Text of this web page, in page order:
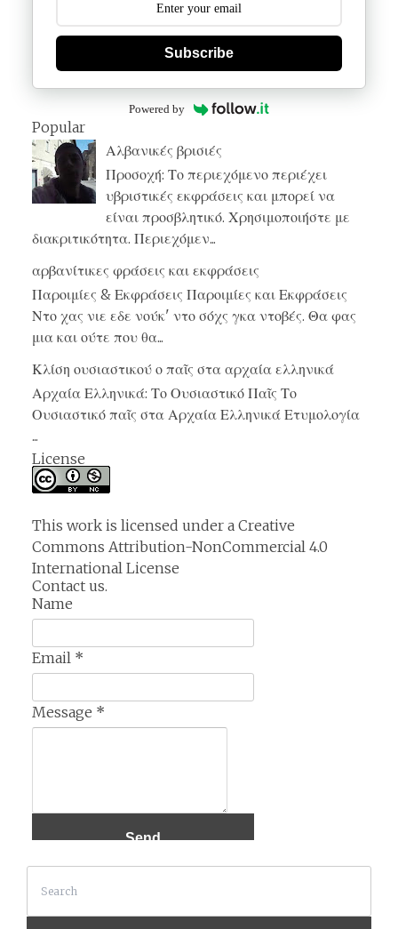
Subscribe
Powered by
Popular
Αλβανικές βρισιές
Προσοχή: Το περιεχόμενο περιέχει
υβριστικές εκφράσεις και μπορεί να
είναι προσβλητικό. Χρησιμοποιήστε με
διακριτικότητα. Περιεχόμεν...
αρβανίτικες φράσεις και εκφράσεις
Παροιμίες & Εκφράσεις Παροιμίες και Εκφράσεις
Ντο χας νιε εδε νούκ' ντο σόχς γκα ντοβές. Θα φας
μια και ούτε που θα...
Κλίση ουσιαστικού ο παῖς στα αρχαία ελληνικά
Αρχαία Ελληνικά: Το Ουσιαστικό Παῖς Το
Ουσιαστικό παῖς στα Αρχαία Ελληνικά Ετυμολογία
...
License
This work is licensed under a Creative
Commons Attribution-NonCommercial 4.0
International License
Contact us.
Name
Email *
Message *